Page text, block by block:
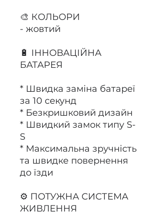
🎨 КОЛЬОРИ
- жовтий
🔋 ІННОВАЦІЙНА
БАТАРЕЯ
* Швидка заміна батареї
за 10 секунд
* Безкришковий дизайн
* Швидкий замок типу S-
S
* Максимальна зручність
та швидке повернення
до їзди
⚙️ ПОТУЖНА СИСТЕМА
ЖИВЛЕННЯ